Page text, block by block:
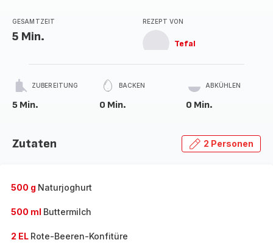
GESAMTZEIT
5 Min.
REZEPT VON
Tefal
ZUBEREITUNG
5 Min.
BACKEN
0 Min.
ABKÜHLEN
0 Min.
Zutaten 2 Personen
500 g Naturjoghurt
500 ml Buttermilch
2 EL Rote-Beeren-Konfitüre